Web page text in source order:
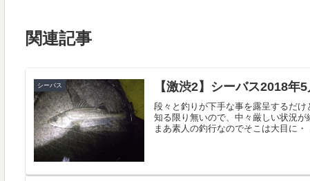
関連記事
シーバス 【激渋2】シーバス2018年
段々と釣りが下手な事を露呈するだ
知る限り無いので、中々厳しい状況が
まあ素人の釣行なのでそこは大目に・